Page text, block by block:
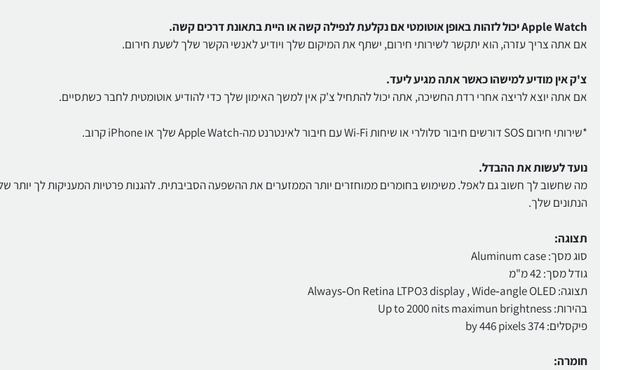
Apple Watch יכול לזהות באופן אוטומטי אם נקלעת לנפילה קשה או היית בתאונת דרכים קשה.
אם אתה צריך עזרה, הוא יתקשר לשירותי חירום, ישתף את המיקום שלך ויודיע לאנשי הקשר שלך לשעת חירום.
צ'ק אין מודיע למישהו כאשר אתה מגיע ליעד.
אם אתה יוצא לריצה אחרי רדת החשיכה, אתה יכול להתחיל צ'ק אין למשך האימון שלך כדי להודיע אוטומטית לחבר כשתסיים.
*שירותי חירום SOS דורשים חיבור סלולרי או שיחות Wi-Fi עם חיבור לאינטרנט מה-Apple Watch שלך או iPhone קרוב.
נועד לעשות את ההבדל.
מה שחשוב לך חשוב גם לאפל. משימוש בחומרים ממוחזרים יותר הממזערים את ההשפעה הסביבתית. להגנות פרטיות המעניקות לך יותר
הנתונים שלך.
תצוגה:
סוג מסך: Aluminum case
גודל מסך: 42 מ"מ
תצוגה: Always‑On Retina LTPO3 display , Wide‑angle OLED
בהירות: Up to 2000 nits maximun brightness
פיקסלים: 374 by 446 pixels
חומרה: